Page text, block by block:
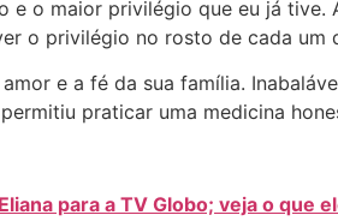
e o maior privilégio que eu já
o privilégio no rosto de cada um
e a fé da sua família.
praticar uma medicina
para a TV Globo; veja o que